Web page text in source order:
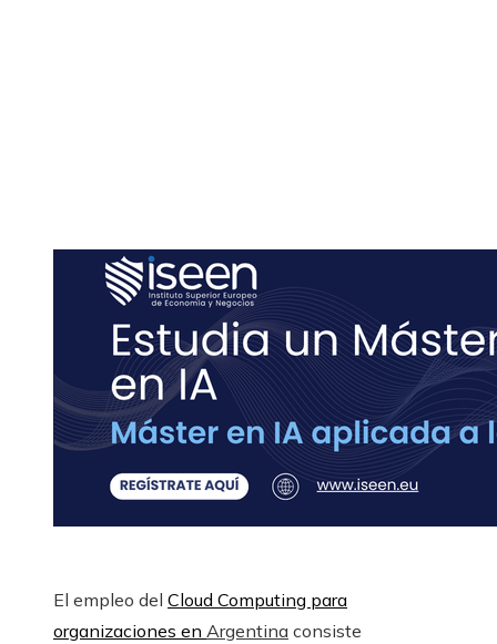
El empleo del Cloud Computing para
organizaciones en Argentina consiste